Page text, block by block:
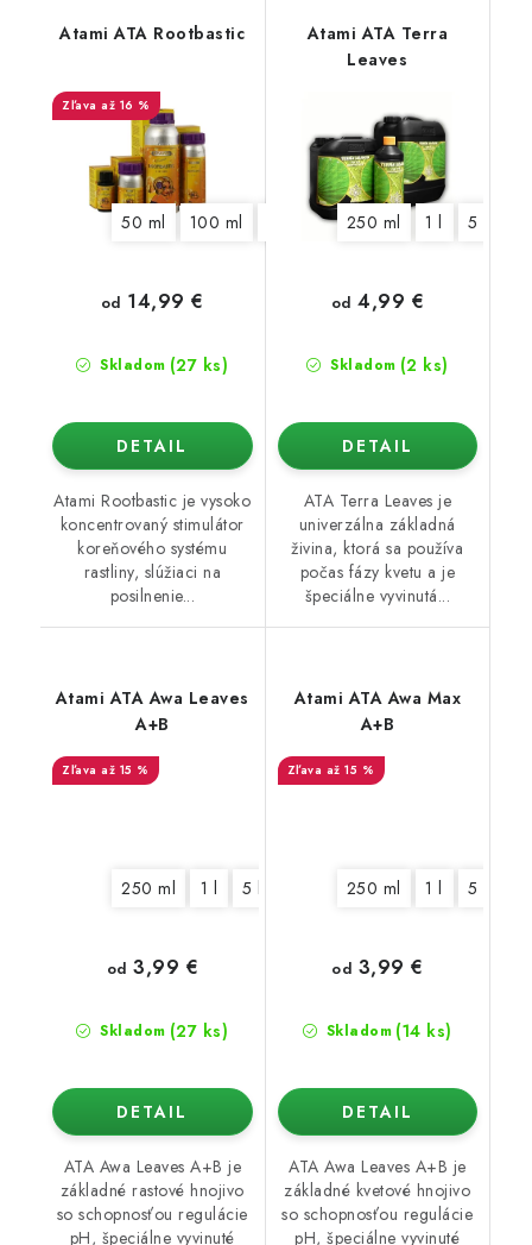
Atami ATA Rootbastic
až 16 %
50 ml 100 ml 250 ml 500 ml 1250 ml
Skladom (27 ks)
od 14,99 €
DETAIL
Atami Rootbastic je vysoko
koncentrovaný stimulátor
koreňového systému
rastliny, slúžiaci na
posilnenie...
Atami ATA Terra
Leaves
250 ml 1 l 5 l
Skladom (2 ks)
od 4,99 €
DETAIL
ATA Terra Leaves je
univerzálna základná
živina, ktorá sa používa
počas fázy kvetu a je
špeciálne vyvinutá...
Atami ATA Awa Leaves
A+B
až 15 %
250 ml 1 l 5 l
Skladom (27 ks)
od 3,99 €
DETAIL
ATA Awa Leaves A+B je
základné rastové hnojivo
so schopnosťou regulácie
pH, špeciálne vyvinuté
Atami ATA Awa Max
A+B
až 15 %
250 ml 1 l 5 l
Skladom (14 ks)
od 3,99 €
DETAIL
ATA Awa Leaves A+B je
základné kvetové hnojivo
so schopnosťou regulácie
pH, špeciálne vyvinuté